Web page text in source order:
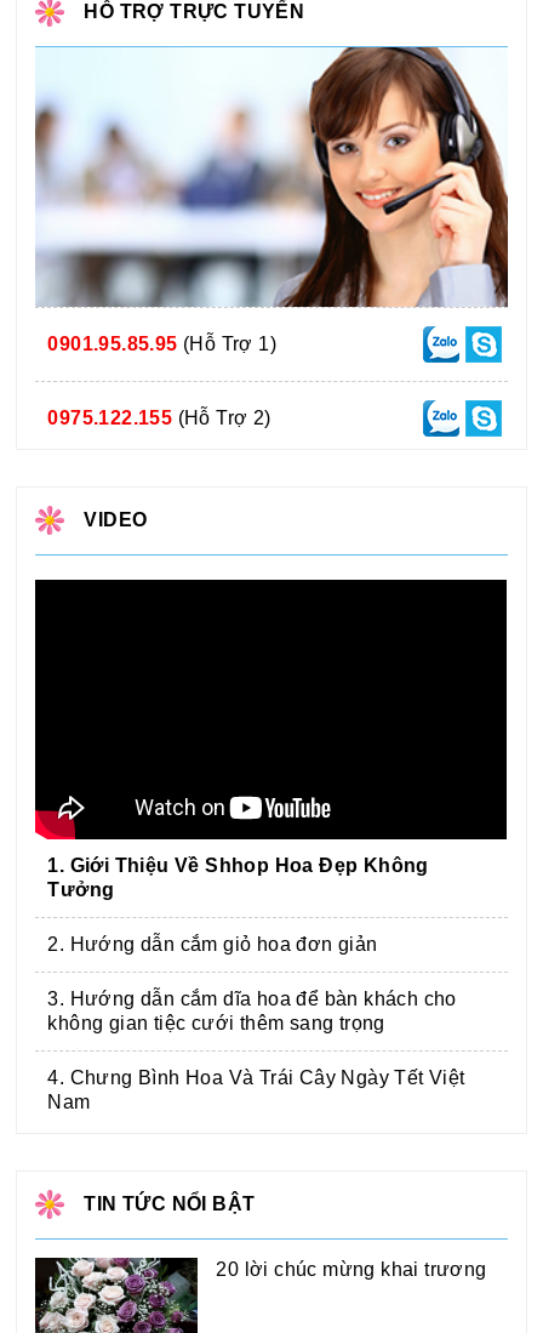
HỖ TRỢ TRỰC TUYẾN
0901.95.85.95 (Hỗ Trợ 1)
0975.122.155 (Hỗ Trợ 2)
VIDEO
1. Giới Thiệu Về Shhop Hoa Đẹp Không
Tưởng
2. Hướng dẫn cắm giỏ hoa đơn giản
3. Hướng dẫn cắm dĩa hoa để bàn khách cho
không gian tiệc cưới thêm sang trọng
4. Chưng Bình Hoa Và Trái Cây Ngày Tết Việt
Nam
TIN TỨC NỔI BẬT
20 lời chúc mừng khai trương